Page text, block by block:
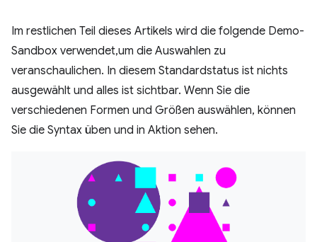
Im restlichen Teil dieses Artikels wird die folgende Demo-
Sandbox verwendet,um die Auswahlen zu
veranschaulichen. In diesem Standardstatus ist nichts
ausgewählt und alles ist sichtbar. Wenn Sie die
verschiedenen Formen und Größen auswählen, können
Sie die Syntax üben und in Aktion sehen.